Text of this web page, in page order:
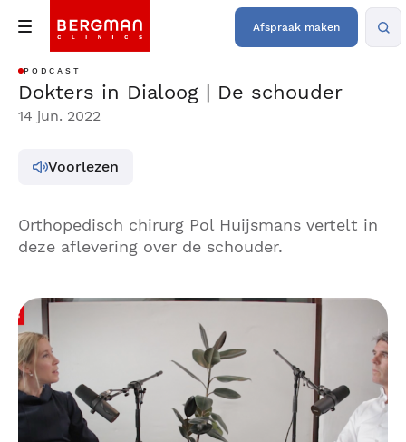
Afspraak maken
PODCAST
Dokters in Dialoog | De schouder
14 jun. 2022
Voorlezen
Orthopedisch chirurg Pol Huijsmans vertelt in
deze aflevering over de schouder.